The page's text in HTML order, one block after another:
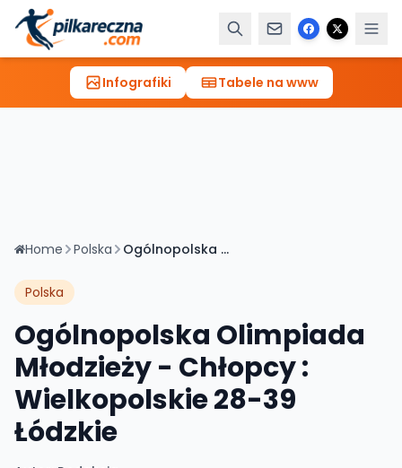
Infografiki Tabele na www
Home Polska Ogólnopolska Olimpiada Młodzieży - Chłopcy : Wielkopolskie 28-39 Łódzkie
Polska
Ogólnopolska Olimpiada
Młodzieży - Chłopcy :
Wielkopolskie 28-39
Łódzkie